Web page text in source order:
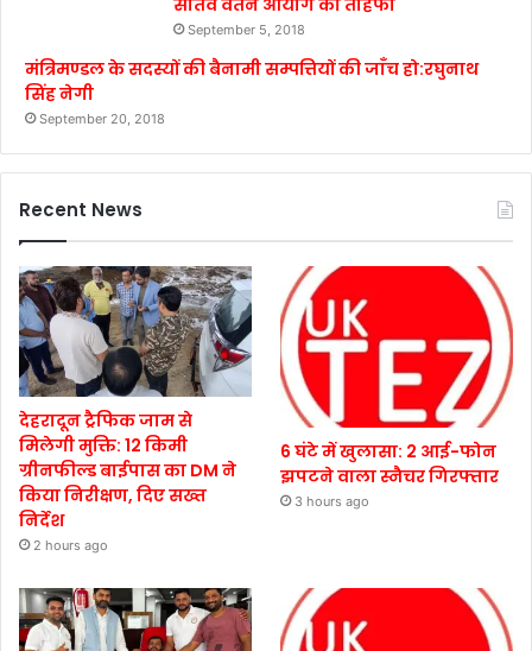
September 5, 2018
मंत्रिमण्डल के सदस्यों की बैनामी सम्पत्तियों की जाँच हो:रघुनाथ
सिंह नेगी
September 20, 2018
Recent News
देहरादून ट्रैफिक जाम से
मिलेगी मुक्ति: 12 किमी
ग्रीनफील्ड बाईपास का DM ने
किया निरीक्षण, दिए सख्त
निर्देश
2 hours ago
6 घंटे में खुलासा: 2 आई-फोन
झपटने वाला स्नैचर गिरफ्तार
3 hours ago